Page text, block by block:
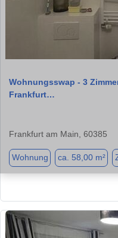
Wohnungsswap - 3
Frankfurt…
Frankfurt am Main, 60385
Wohnung ca. 58,00 m²